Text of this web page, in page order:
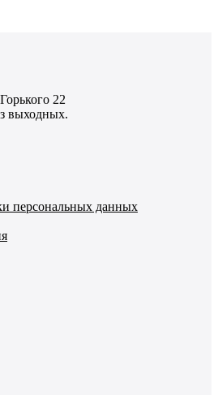
22
выходных.
персональных данных